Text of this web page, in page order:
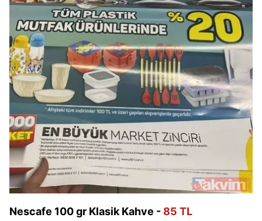
Nescafe 100 gr Klasik Kahve - 85 TL